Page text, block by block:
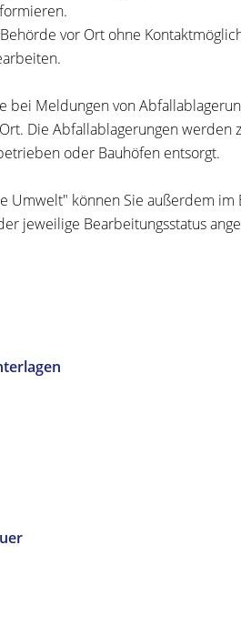
vor Ort ohne
bei Meldungen von
Die Abfallablagerungen werden
oder Bauhöfen entsorgt.
Umwelt" können Sie außerdem
jeweilige Bearbeitungsstatus